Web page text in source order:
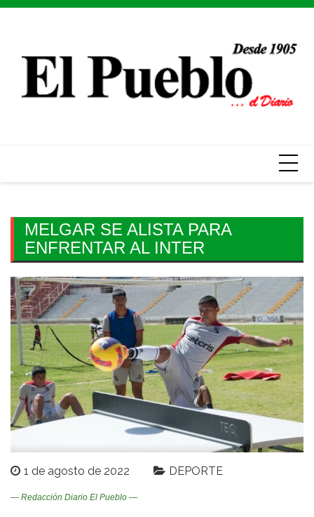
Skip
MELGAR SE ALISTA PARA
ENFRENTAR AL INTER
1 de agosto de 2022 DEPORTE
— Redacción Diario El Pueblo —